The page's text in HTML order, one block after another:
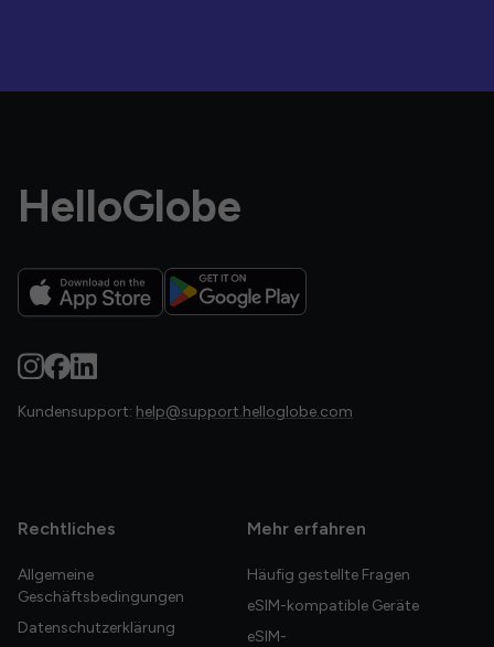
HelloGlobe
Kundensupport: help@support.helloglobe.com
Rechtliches
Allgemeine
Geschäftsbedingungen
Datenschutzerklärung
Mehr erfahren
Häufig gestellte Fragen
eSIM-kompatible Geräte
eSIM-